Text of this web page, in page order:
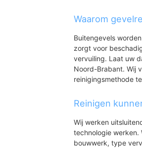
Waarom
Buitengevels
zorgt voor
vervuiling. Laat uw
Noord-Brabant. Wij
reinigingsmethode
Reinigen
Wij werken
technologie werken.
bouwwerk, type